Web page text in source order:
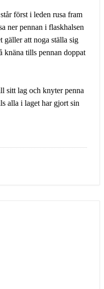
först i leden rusa fram
ner pennan i flaskhalsen
gäller att noga ställa sig
knäna tills pennan doppat
sitt lag och knyter penna
alla i laget har gjort sin